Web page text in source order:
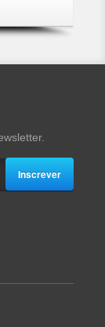
Inscrever